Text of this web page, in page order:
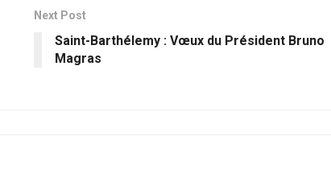
Next Post
Saint-Barthélemy : Vœux du Président Bruno
Magras